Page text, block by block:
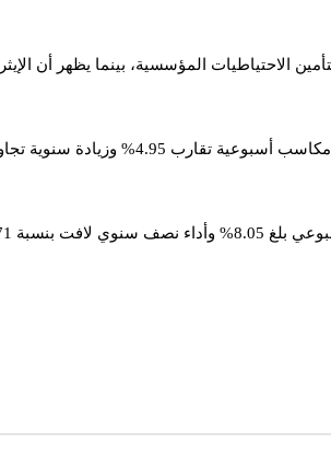
الاحتياطيات المؤسسية، بينما يظهر أن